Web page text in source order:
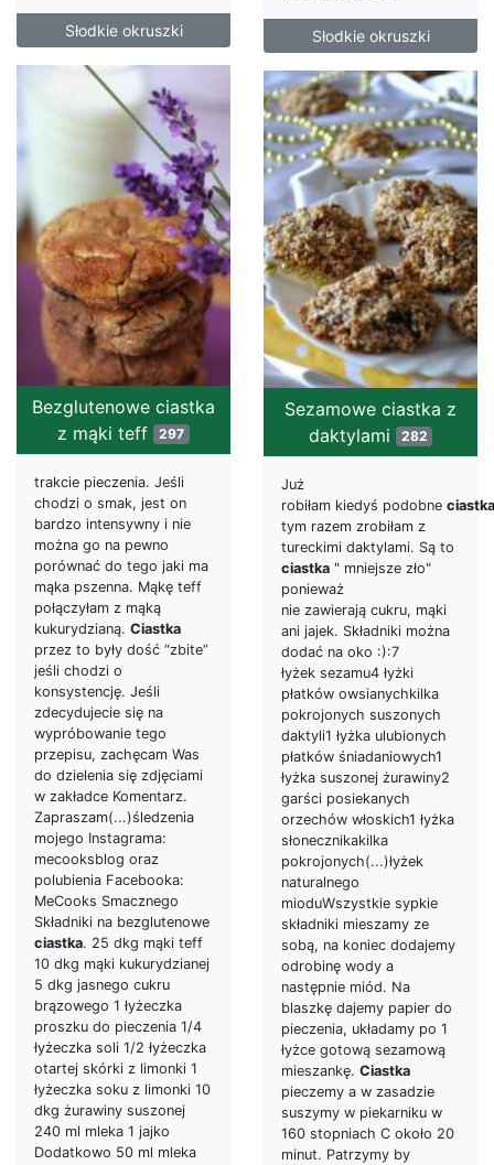
Słodkie okruszki Słodkie okruszki
Bezglutenowe ciastka
z mąki teff 297
trakcie pieczenia. Jeśli
chodzi o smak, jest on
bardzo intensywny i nie
można go na pewno
porównać do tego jaki ma
mąka pszenna. Mąkę teff
połączyłam z mąką
kukurydzianą. Ciastka
przez to były dość “zbite”
jeśli chodzi o
konsystencję. Jeśli
zdecydujecie się na
wypróbowanie tego
przepisu, zachęcam Was
do dzielenia się zdjęciami
w zakładce Komentarz.
Zapraszam(...)śledzenia
mojego Instagrama:
mecooksblog oraz
polubienia Facebooka:
MeCooks Smacznego
Składniki na bezglutenowe
ciastka. 25 dkg mąki teff
10 dkg mąki kukurydzianej
5 dkg jasnego cukru
brązowego 1 łyżeczka
proszku do pieczenia 1/4
łyżeczka soli 1/2 łyżeczka
otartej skórki z limonki 1
łyżeczka soku z limonki 10
dkg żurawiny suszonej
240 ml mleka 1 jajko
Dodatkowo 50 ml mleka
Sezamowe ciastka z
daktylami
282
Już
robiłam kiedyś podobne ciastka
tym razem zrobiłam z
tureckimi daktylami. Są to
ciastka " mniejsze zło"
ponieważ
nie zawierają cukru, mąki
ani jajek. Składniki można
dodać na oko :):7
łyżek sezamu4 łyżki
płatków owsianychkilka
pokrojonych suszonych
daktyli1 łyżka ulubionych
płatków śniadaniowych1
łyżka suszonej żurawiny2
garści posiekanych
orzechów włoskich1 łyżka
słonecznikakilka
pokrojonych(...)łyżek
naturalnego
mioduWszystkie sypkie
składniki mieszamy ze
sobą, na koniec dodajemy
odrobinę wody a
następnie miód. Na
blaszkę dajemy papier do
pieczenia, układamy po 1
łyżce gotową sezamową
mieszankę. Ciastka
pieczemy a w zasadzie
suszymy w piekarniku w
160 stopniach C około 20
minut. Patrzymy by